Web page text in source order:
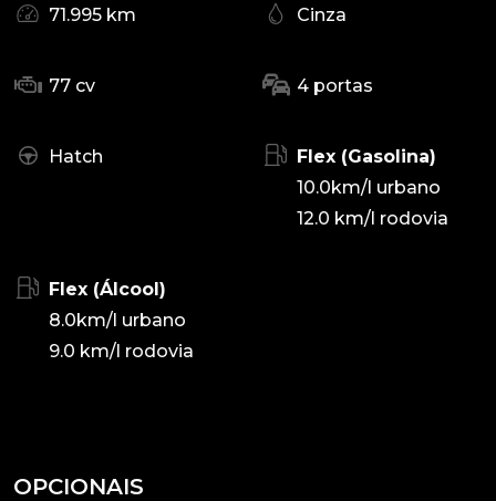
71.995 km Cinza
77 cv 4 portas
Hatch
Flex (Gasolina)
10.0km/l urbano
12.0 km/l rodovia
Flex (Álcool)
8.0km/l urbano
9.0 km/l rodovia
OPCIONAIS